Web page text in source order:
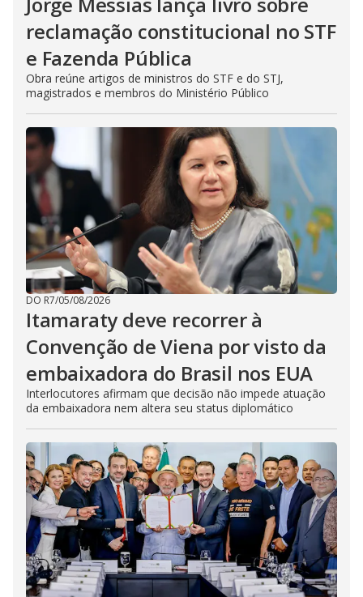
reclamação constitucional no STF
e Fazenda Pública
Obra reúne artigos de ministros do STF e do STJ,
magistrados e membros do Ministério Público
DO R7/05/08/2026
Itamaraty deve recorrer à
Convenção de Viena por visto da
embaixadora do Brasil nos EUA
Interlocutores afirmam que decisão não impede atuação
da embaixadora nem altera seu status diplomático